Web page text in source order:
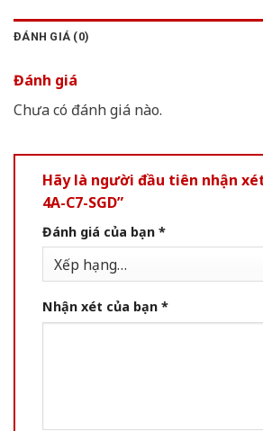
ĐÁNH GIÁ (0)
Đánh giá
Chưa có đánh giá nào.
Hãy là người đầu tiên nhận xét
4A-C7-SGD”
Đánh giá của bạn *
Nhận xét của bạn *